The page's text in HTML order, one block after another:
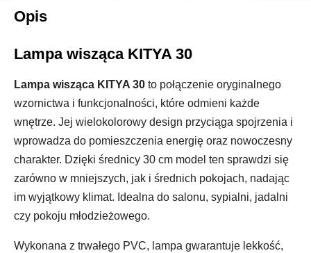
Opis
Lampa wisząca KITYA 30
Lampa wisząca KITYA 30 to połączenie oryginalnego
wzornictwa i funkcjonalności, które odmieni każde
wnętrze. Jej wielokolorowy design przyciąga spojrzenia i
wprowadza do pomieszczenia energię oraz nowoczesny
charakter. Dzięki średnicy 30 cm model ten sprawdzi się
zarówno w mniejszych, jak i średnich pokojach, nadając
im wyjątkowy klimat. Idealna do salonu, sypialni, jadalni
czy pokoju młodzieżowego.
Wykonana z trwałego PVC, lampa gwarantuje lekkość,